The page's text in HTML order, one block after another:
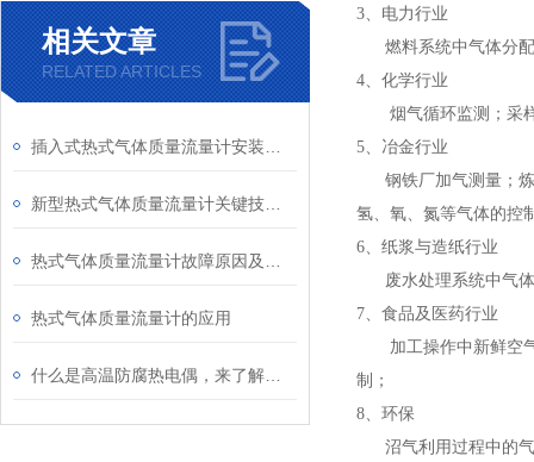
相关文章
RELATED ARTICLES
热式气体质量流量计的应用
3、电力行业
燃料系统中气体分配
4、化学行业
烟气循环监测；采样
5、冶金行业
钢铁厂加气测量；炼
氢、氧、氮等气体的控
6、纸浆与造纸行业
废水处理系统中气体
7、食品及医药行业
加工操作中新鲜空气
制；
8、环保
沼气利用过程中的气